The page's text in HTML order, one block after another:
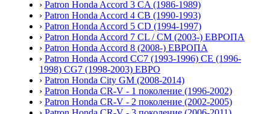
› Patron Honda Accord 3 CA (1986-1989)
› Patron Honda Accord 4 CB (1990-1993)
› Patron Honda Accord 5 CD (1994-1997)
› Patron Honda Accord 7 CL / CM (2003-) ЕВРОПА
› Patron Honda Accord 8 (2008-) ЕВРОПА
› Patron Honda Accord СС7 (1993-1996) CE (1996-
1998) CG7 (1998-2003) ЕВРО
› Patron Honda City GM (2008-2014)
› Patron Honda CR-V - 1 поколение (1996-2002)
› Patron Honda CR-V - 2 поколение (2002-2005)